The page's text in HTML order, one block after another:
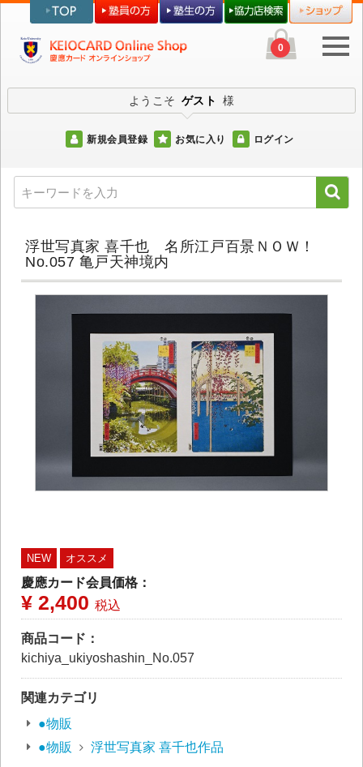
0
ようこそ ゲスト 様
新規会員登録 お気に入り ログイン
浮世写真家 喜千也 名所江戸百景ＮＯＷ！
No.057 亀戸天神境内
NEW オススメ
慶應カード会員価格：
¥ 2,400 税込
商品コード：
kichiya_ukiyoshashin_No.057
関連カテゴリ
●物販
●物販
浮世写真家 喜千也作品